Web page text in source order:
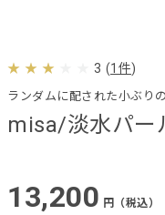
misa/淡水パー
ランダムに配された小ぶり
3 (1件)
13,200 円（税込）